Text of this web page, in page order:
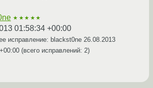
★★★★★
01:58:34 +00:00
исправление: blackst0ne 26.08.2013
(всего исправлений: 2)